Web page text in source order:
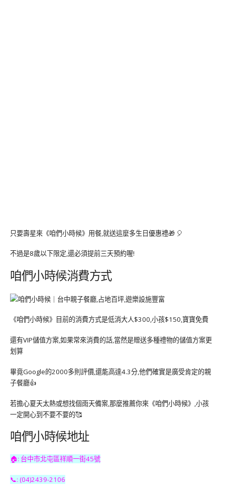
只要壽星來《咱們小時候》用餐,就送這麼多生日優惠禮🎁 🎈
不過是8歲以下限定,還必須提前三天預約喔!
咱們小時候消費方式
《咱們小時候》目前的消費方式是低消大人$300,小孩$150,寶寶免費
還有VIP儲值方案,如果常來消費的話,當然是贈送多種禮物的儲值方案更
划算
畢竟Google的2000多則評價,還能高達4.3分,他們確實是廣受肯定的親
子餐廳👍
若擔心夏天太熱或想找個雨天備案,那麼推薦你來《咱們小時候》,小孩
一定開心到不要不要的🥰
咱們小時候地址
🏠: 台中市北屯區祥順一街45號
📞: (04)2439-2106